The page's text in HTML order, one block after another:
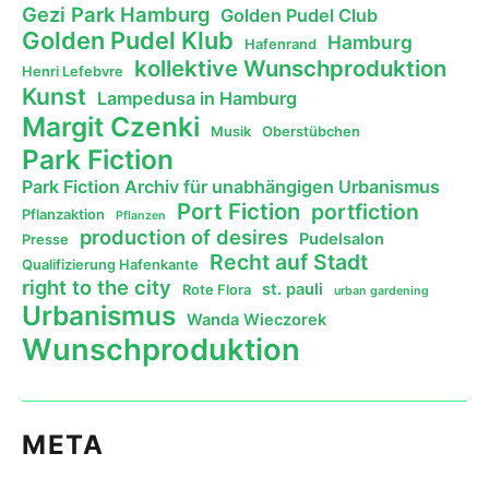
Gezi Park Hamburg Golden Pudel Club
Golden Pudel Klub Hafenrand Hamburg
Henri Lefebvre kollektive Wunschproduktion
Kunst Lampedusa in Hamburg
Margit Czenki Musik Oberstübchen
Park Fiction
Park Fiction Archiv für unabhängigen Urbanismus
Pflanzaktion Pflanzen Port Fiction portfiction
Presse production of desires Pudelsalon
Qualifizierung Hafenkante Recht auf Stadt
right to the city Rote Flora st. pauli urban gardening
Urbanismus Wanda Wieczorek
Wunschproduktion
META